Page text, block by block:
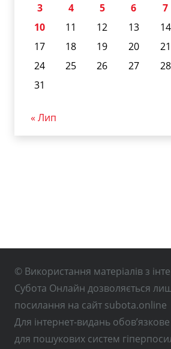
3
4 5 6 7
10
11 12 13 14
17
18 19 20 21
24
25 26 27 28
31
« Лип
© Використання матеріалів з
Субота Онлайн дозволяється
посилання на сайт subota.online
Для інтернет-видань
для пошукових систем